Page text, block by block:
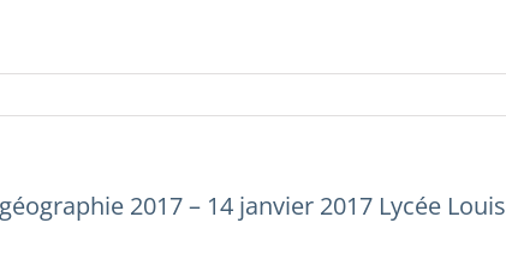
2017 – 14 janvier 2017 Lycée